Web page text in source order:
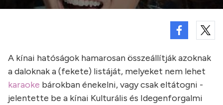
A kínai hatóságok hamarosan összeállítják azoknak
a daloknak a (fekete) listáját, melyeket nem lehet
karaoke bárokban énekelni, vagy csak eltátogni -
jelentette be a kínai Kulturális és Idegenforgalmi